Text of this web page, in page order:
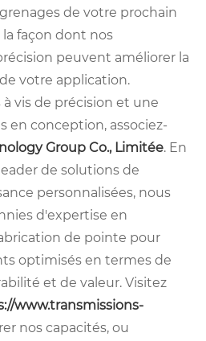
de votre prochain
façon dont nos
peuvent améliorer la
votre application.
vis de précision et une
en conception, associez-
Group Co., Limitée. En
de solutions de
personnalisées, nous
d'expertise en
de pointe pour
optimisés en termes de
et de valeur. Visitez
www.transmissions-
nos capacités, ou